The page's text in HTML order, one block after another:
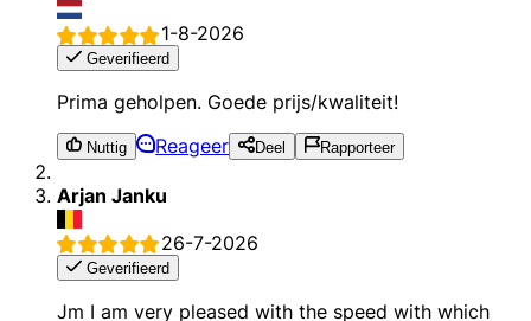
1-8-2026
Geverifieerd
Prima geholpen. Goede prijs/kwaliteit!
Nuttig Reageer Deel Rapporteer
Arjan Janku
26-7-2026
Geverifieerd
Jm I am very pleased with the speed with which